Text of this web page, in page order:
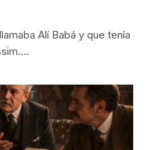
Alí Babá y que tenía